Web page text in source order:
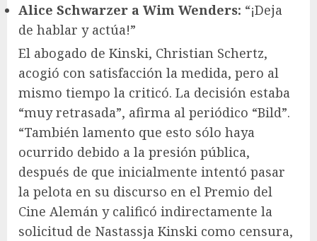
Alice Schwarzer a Wim Wenders: “¡Deja
de hablar y actúa!”
El abogado de Kinski, Christian Schertz,
acogió con satisfacción la medida, pero al
mismo tiempo la criticó. La decisión estaba
“muy retrasada”, afirma al periódico “Bild”.
“También lamento que esto sólo haya
ocurrido debido a la presión pública,
después de que inicialmente intentó pasar
la pelota en su discurso en el Premio del
Cine Alemán y calificó indirectamente la
solicitud de Nastassja Kinski como censura,